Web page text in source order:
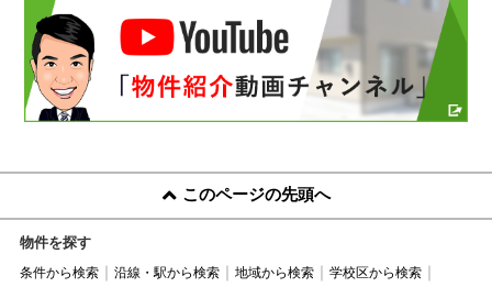
このページの先頭へ
物件を探す
条件から検索 沿線・駅から検索 地域から検索
学校区から検索